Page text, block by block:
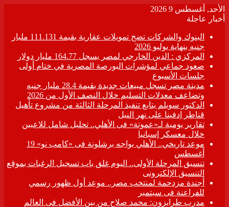
الأحد, أغسطس 9 2026
أخبار عاجلة
البنوك والشركات تضخ تمويلات عقارية بقيمة 111.131 مليار
جنيه بنهاية يوليو 2026
المركزي : الدين الخارجي لمصر يسجل 164.77 مليار دولار
صعود جماعي لمؤشرات البورصة المصرية في ختام أولى
جلسات الأسبوع
مدينة مصر تسجل مبيعات جديدة بقيمة 28.4 مليار جنيه
وتضاعف معدلات التسليم خلال النصف الأول من 2026
الدكتور سويلم يتابع تنفيذ المرحلة الثالثة من مشروع تأهيل
قناطر إدفينا على نهر النيل
تقارير يومية لـ«عموتة» فى الأهلي.. تحليل شامل للاعبين
خلال معسكر إسبانيا
موعد تاريخي.. الأهلي يواجه برشلونة فى «كامب نو» 19
أغسطس
تنسيق المرحلة الأولى.. اليوم غلق باب تسجيل الرغبات بموقع
التنسيق الإلكترونى
أجندة مزدحمة لمنتخب مصر.. موعد أول ظهور رسمي
للفراعنة فى سبتمبر
مدرب طرابزون: محمد صلاح من بين الأفضل فى العالم